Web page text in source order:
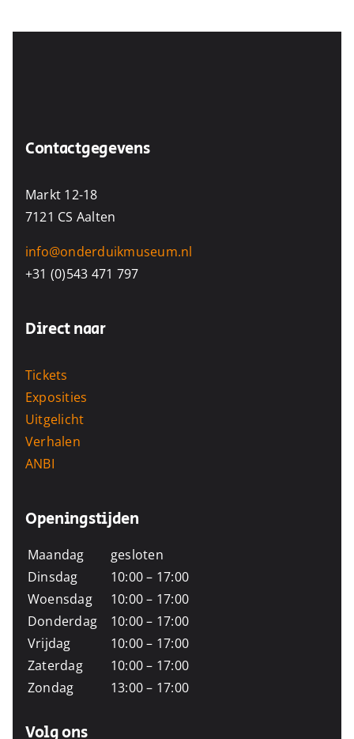
Contactgegevens
Markt 12-18
7121 CS Aalten
info@onderduikmuseum.nl
+31 (0)543 471 797
Direct naar
Tickets
Exposities
Uitgelicht
Verhalen
ANBI
Openingstijden
Maandag
Dinsdag
Woensdag
Donderdag
Vrijdag
Zaterdag
Zondag
gesloten
10:00 – 17:00
10:00 – 17:00
10:00 – 17:00
10:00 – 17:00
10:00 – 17:00
13:00 – 17:00
Volg ons